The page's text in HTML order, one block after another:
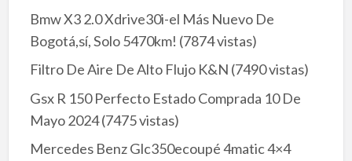
Bmw X3 2.0 Xdrive30i-el Más Nuevo De
Bogotá,sí, Solo 5470km! (7874 vistas)
Filtro De Aire De Alto Flujo K&N (7490 vistas)
Gsx R 150 Perfecto Estado Comprada 10 De
Mayo 2024(7475 vistas)
Mercedes Benz Glc350ecoupé 4matic 4×4